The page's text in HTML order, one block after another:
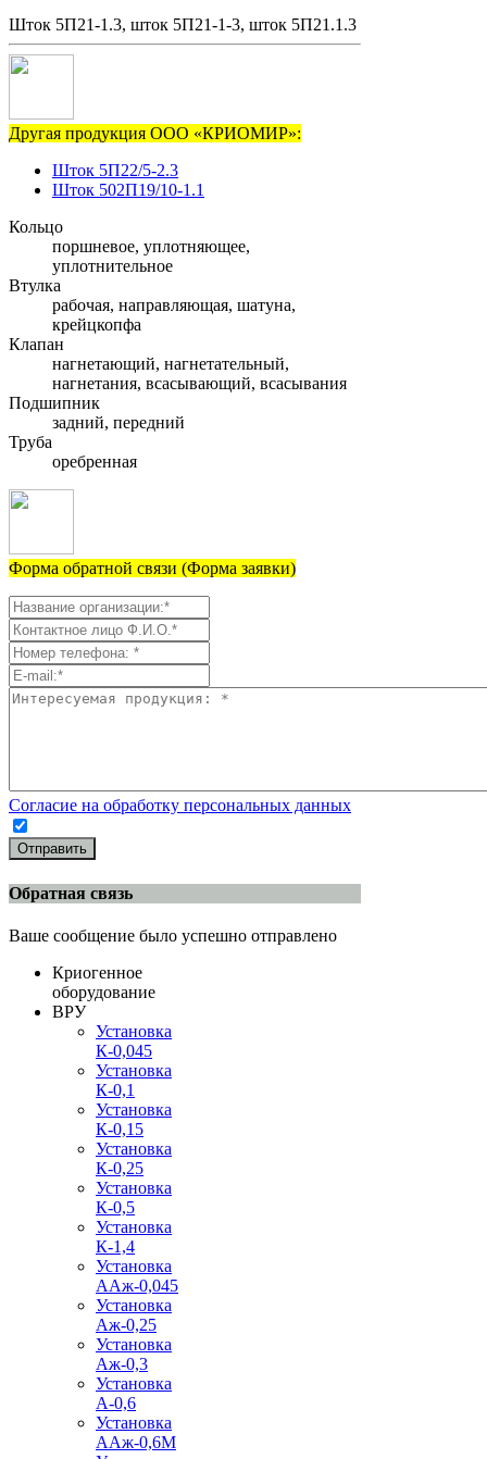
Шток 5П21-1.3, шток 5П21-1-3, шток 5П21.1.3
Другая продукция ООО «КРИОМИР»:
Шток 5П22/5-2.3
Шток 502П19/10-1.1
Кольцо
поршневое, уплотняющее,
уплотнительное
Втулка
рабочая, направляющая, шатуна,
крейцкопфа
Клапан
нагнетающий, нагнетательный,
нагнетания, всасывающий, всасывания
Подшипник
задний, передний
Труба
оребренная
Форма обратной связи (Форма заявки)
Согласие на обработку персональных данных
Отправить
Обратная связь
Ваше сообщение было успешно отправлено
Криогенное
оборудование
ВРУ
Установка
К-0,045
Установка
К-0,1
Установка
К-0,15
Установка
К-0,25
Установка
К-0,5
Установка
К-1,4
Установка
ААж-0,045
Установка
Аж-0,25
Установка
Аж-0,3
Установка
А-0,6
Установка
ААж-0,6М